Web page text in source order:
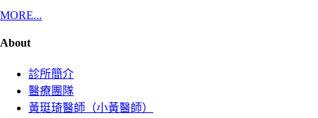
MORE...
About
診所簡介
醫療團隊
黃珽琦醫師（小黃醫師）